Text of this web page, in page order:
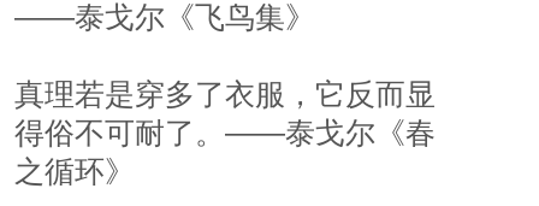
——泰戈尔《飞鸟集》
真理若是穿多了衣服，它反而显
得俗不可耐了。——泰戈尔《春
之循环》